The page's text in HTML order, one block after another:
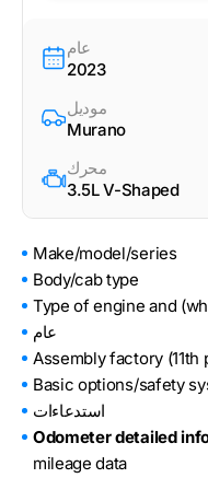
عام
2023
موديل
Murano
محرك
3.5L V-Shaped
Make/model/series
Body/cab type
Type of engine and
عام
Assembly factory (11th
Basic options/safety
استدعاءات
Odometer detailed
mileage data